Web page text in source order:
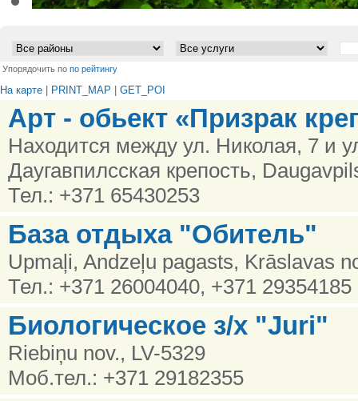
Упорядочить по по рейтингу
На карте PRINT_MAP GET_POI
Арт - обьект «Призрак
Находится между ул. Николая, 7 и
Даугавпилсская крепость,
Тел.: +371 65430253
База отдыха "Обитель"
Upmaļi, Andzeļu pagasts, Krāslavas
Тел.: +371 26004040, +371 29354185
Биологическое з/х "Juri"
Riebiņu nov., LV-5329
Моб.тел.: +371 29182355